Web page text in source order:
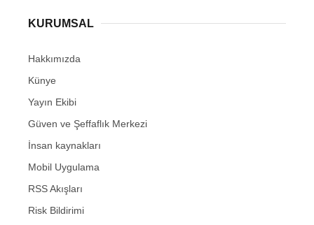
KURUMSAL
Hakkımızda
Künye
Yayın Ekibi
Güven ve Şeffaflık Merkezi
İnsan kaynakları
Mobil Uygulama
RSS Akışları
Risk Bildirimi